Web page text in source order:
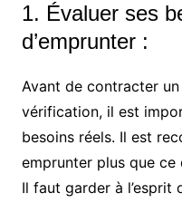
1. Évaluer ses
d’emprunter :
Avant de contracter
vérification, il est
besoins réels. Il est
emprunter plus que
Il faut garder à